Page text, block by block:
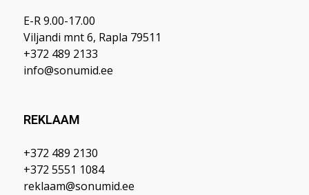
E-R 9.00-17.00
Viljandi mnt 6, Rapla 79511
+372 489 2133
info@sonumid.ee
REKLAAM
+372 489 2130
+372 5551 1084
reklaam@sonumid.ee